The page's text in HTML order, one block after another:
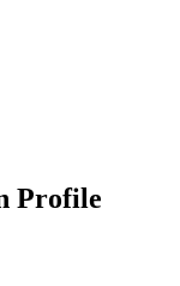
Profile